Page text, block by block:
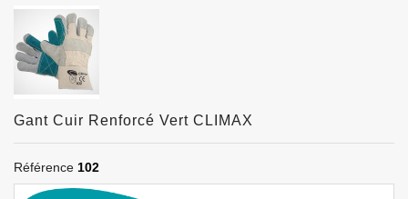
Gant Cuir Renforcé Vert CLIMAX
Référence 102